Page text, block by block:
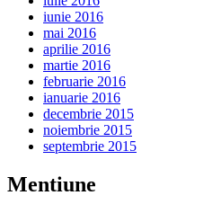
iunie 2016
mai 2016
aprilie 2016
martie 2016
februarie 2016
ianuarie 2016
decembrie 2015
noiembrie 2015
septembrie 2015
Mentiune